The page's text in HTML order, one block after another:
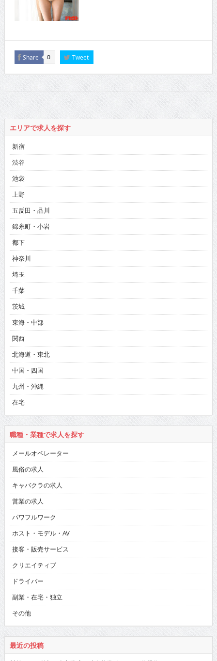
Share 0 Tweet
エリアで求人を探す
新宿
渋谷
池袋
上野
五反田・品川
錦糸町・小岩
都下
神奈川
埼玉
千葉
茨城
東海・中部
関西
北海道・東北
中国・四国
九州・沖縄
在宅
職種・業種で求人を探す
メールオペレーター
風俗の求人
キャバクラの求人
営業の求人
パワフルワーク
ホスト・モデル・AV
接客・販売サービス
クリエイティブ
ドライバー
副業・在宅・独立
その他
最近の投稿